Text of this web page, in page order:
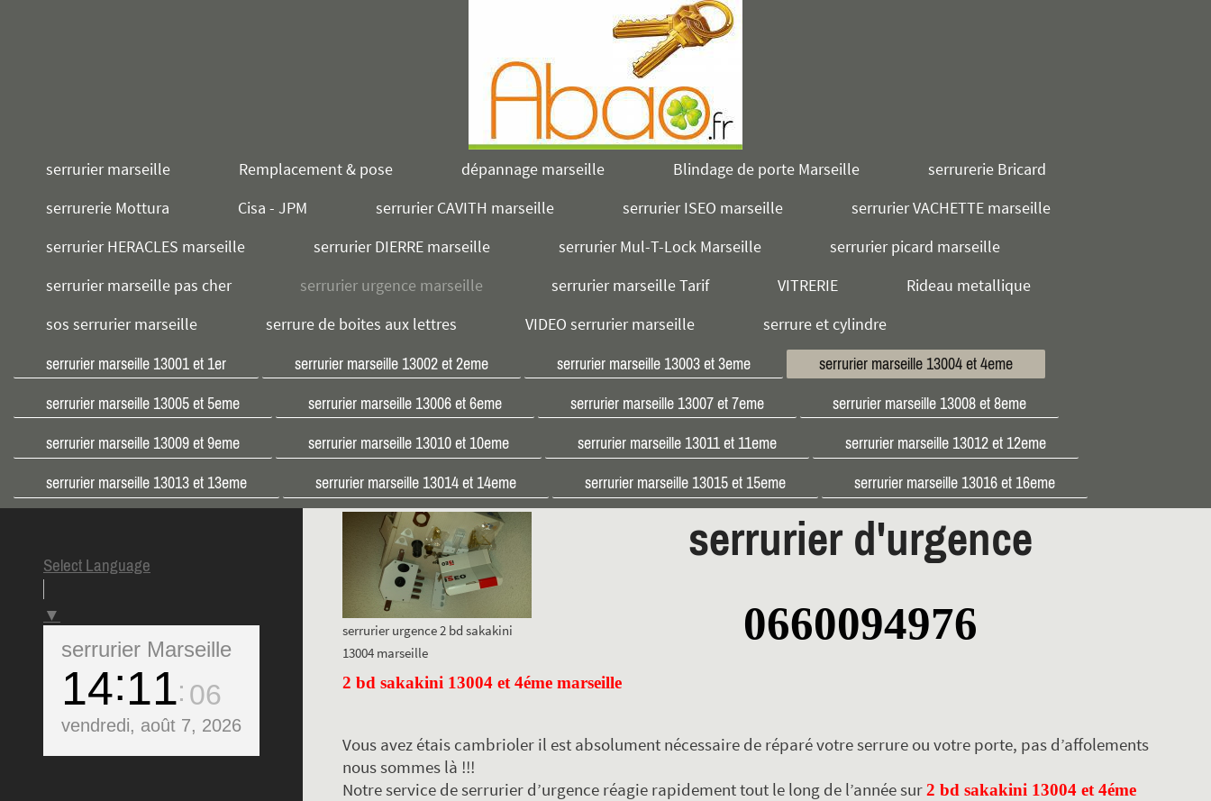
serrurier marseille Remplacement & pose dépannage marseille Blindage de porte Marseille
serrurerie Bricard
serrurerie Mottura
Cisa - JPM serrurier CAVITH marseille serrurier ISEO marseille
serrurier VACHETTE marseille
serrurier HERACLES marseille
serrurier DIERRE marseille serrurier Mul-T-Lock Marseille
serrurier picard marseille
serrurier marseille pas cher
serrurier urgence marseille serrurier marseille Tarif VITRERIE
Rideau metallique
sos serrurier marseille
serrure de boites aux lettres VIDEO serrurier marseille serrure et cylindre
serrurier marseille 13001 et 1er serrurier marseille 13002 et 2eme serrurier marseille 13003 et 3eme serrurier marseille 13004 et 4eme
serrurier marseille 13005 et 5eme serrurier marseille 13006 et 6eme serrurier marseille 13007 et 7eme serrurier marseille 13008 et 8eme
serrurier marseille 13009 et 9eme serrurier marseille 13010 et 10eme serrurier marseille 13011 et 11eme serrurier marseille 13012 et 12eme
serrurier marseille 13013 et 13eme serrurier marseille 13014 et 14eme serrurier marseille 13015 et 15eme serrurier marseille 13016 et 16eme
serrurier urgence 2 bd sakakini
13004 marseille
serrurier d'urgence
0660094976
2 bd sakakini 13004 et 4éme marseille
Vous avez étais cambrioler il est absolument nécessaire de réparé votre serrure ou votre porte, pas d’affolements
nous sommes là !!!
Notre service de serrurier d’urgence réagie rapidement tout le long de l’année sur2 bd sakakini 13004 et 4éme
Select Language
▼
serrurier Marseille
14 11 07
vendredi, août 7, 2026